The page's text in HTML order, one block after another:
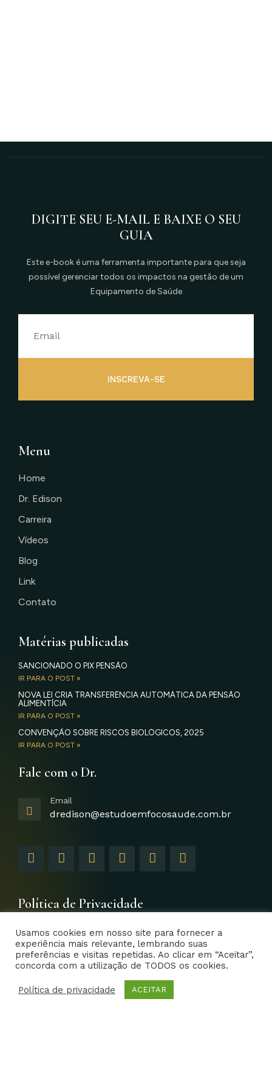
DIGITE SEU E-MAIL E BAIXE O SEU
GUIA
Este e-book é uma ferramenta importante para que seja
possível gerenciar todos os impactos na gestão de um
Equipamento de Saúde
INSCREVA-SE
Menu
Home
Dr. Edison
Carreira
Vídeos
Blog
Link
Contato
Matérias publicadas
SANCIONADO O PIX PENSÃO
IR PARA O POST »
NOVA LEI CRIA TRANSFERÊNCIA AUTOMÁTICA DA PENSÃO
ALIMENTÍCIA
IR PARA O POST »
CONVENÇÃO SOBRE RISCOS BIOLÓGICOS, 2025
IR PARA O POST »
Fale com o Dr.
Email
dredison@estudoemfocosaude.com.br
F
a
b
o
o
k
-
f
I
n
a
g
r
a
m
T
w
t
e
r
Y
o
u
b
e
L
i
d
i
n
-
i
n
G
o
e
-
p
l
u
Política de Privacidade
EFS – Estudo em Foco Saúde 2014- Todos os direitos
reservados | Criative Web
Usamos cookies em nosso site para fornecer a
experiência mais relevante, lembrando suas
preferências e visitas repetidas. Ao clicar em “Aceitar”,
concorda com a utilização de TODOS os cookies.
Política de privacidade ACEITAR